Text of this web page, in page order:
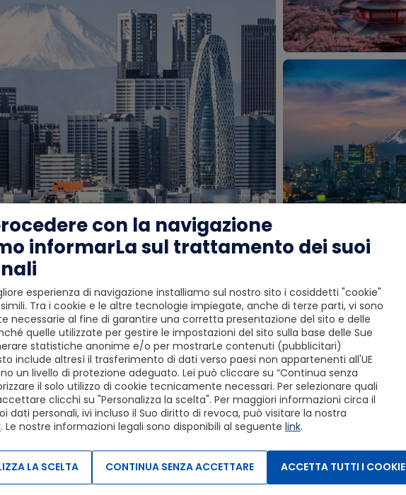
di Tokyo e trasferimento in hotel. Pernottamento in hotel.
con la navigazione
informarLa sul trattamento dei suoi
esperienza di navigazione installiamo sul nostro sito i cosiddetti "cookie"
Tra i cookie e le altre tecnologie impiegate, anche di terze parti, vi sono
necessarie al fine di garantire una corretta presentazione del sito e delle
quelle utilizzate per gestire le impostazioni del sito sulla base delle Sue
statistiche anonime e/o per mostrarLe contenuti (pubblicitari)
include altresì il trasferimento di dati verso paesi non appartenenti all'UE
un livello di protezione adeguato. Lei può cliccare su “Continua senza
il solo utilizzo di cookie tecnicamente necessari. Per selezionare quali
clicchi su "Personalizza la scelta". Per maggiori informazioni circa il
dati personali, ivi incluso il Suo diritto di revoca, può visitare la nostra
. Le nostre informazioni legali sono disponibili al seguente link.
ACCETTA TUTTI I COOKIE
CONTINUA SENZA ACCETTARE
LA SCELTA